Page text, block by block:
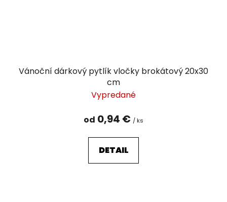
Vánoční dárkový pytlík vločky brokátový 20x30
cm
Vypredané
od 0,94 € / ks
DETAIL